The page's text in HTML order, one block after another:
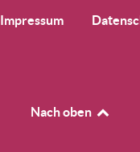
Impressum
Nach oben